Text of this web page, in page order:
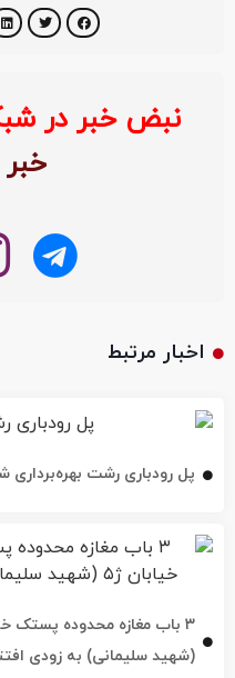
نبض خبر در
اخبار مرتبط
پل رودباری رشت بهره‌برداری
(شهید سلیمانی) به زودی